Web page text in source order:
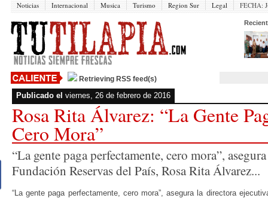
Noticias Internacional Musica Turismo Region Sur Legal FECHA:
Retrieving RSS feed(s)
Publicado el viernes, 26 de febrero de 2016
Rosa Rita Álvarez: “La Gente
Cero Mora”
“La gente paga perfectamente, cero mora”,
Fundación Reservas del País, Rosa Rita Álvarez...
“La gente paga perfectamente, cero mora”, asegura la directora